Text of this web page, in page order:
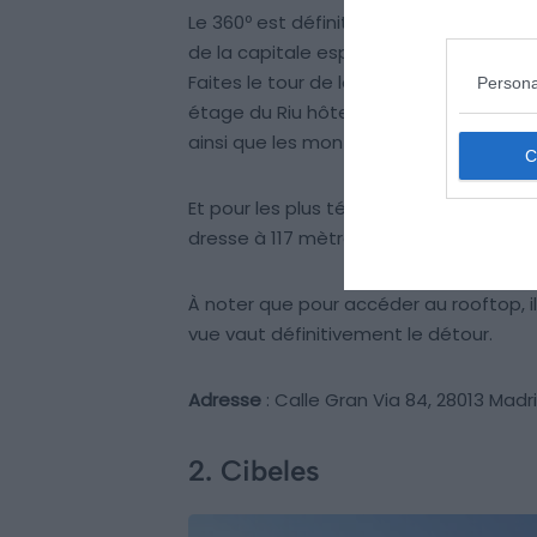
Le 360º est définitivement l’un des
de la capitale espagnole, le bar du
Faites le tour de la terrasse et profitez
étage du Riu hôtel, admirez les toits
ainsi que les montagnes au loin. Que
Et pour les plus téméraires,
dresse à 117 mètres au-dessous de
À noter que pour accéder au rooftop,
vue vaut définitivement le détour.
Adresse : Calle Gran Via 84, 28013
2. Cibeles